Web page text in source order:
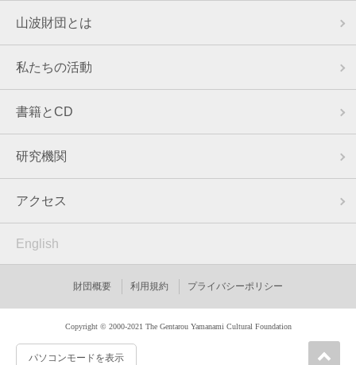
山波財団とは
私たちの活動
書籍とCD
研究機関
アクセス
English
財団概要 利用規約 プライバシーポリシー
Copyright © 2000-2021 The Gentarou Yamanami Cultural Foundation
パソコンモードを表示